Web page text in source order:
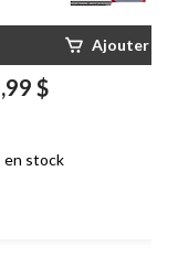
Ajouter
$
en stock